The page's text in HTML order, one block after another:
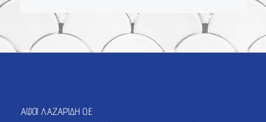
ΑΦΟΙ ΛΑΖΑΡΙΔΗ Ο.Ε